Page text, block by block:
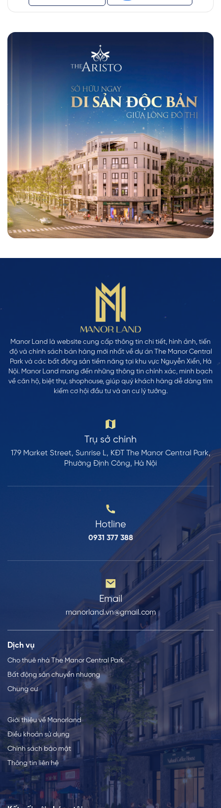
Manor Land là website cung cấp thông tin chi tiết, hình ảnh, tiến
độ và chính sách bán hàng mới nhất về dự án The Manor Central
Park và các bất động sản tiềm năng tại khu vực Nguyễn Xiển, Hà
Nội. Manor Land mang đến những thông tin chính xác, minh bạch
về căn hộ, biệt thự, shophouse, giúp quý khách hàng dễ dàng tìm
kiếm cơ hội đầu tư và an cư lý tưởng.
Trụ sở chính
179 Market Street, Sunrise L, KĐT The Manor Central Park,
Phường Định Công, Hà Nội
Hotline
0931 377 388
Email
manorland.vn@gmail.com
Dịch vụ
Cho thuê nhà The Manor Central Park
Bất động sản chuyển nhượng
Chung cư
Giới thiệu về Manorland
Điều khoản sử dụng
Chính sách bảo mật
Thông tin liên hệ